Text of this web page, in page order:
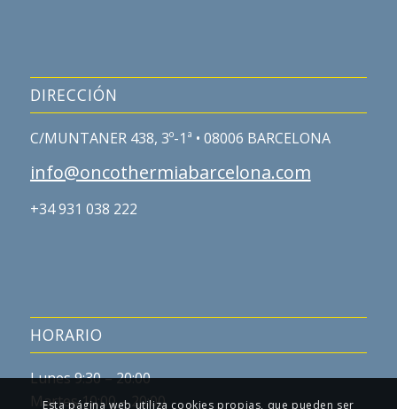
DIRECCIÓN
C/MUNTANER 438, 3º-1ª • 08006 BARCELONA
info@oncothermiabarcelona.com
+34 931 038 222
HORARIO
Lunes 9:30 – 20:00
Martes 10:00 – 20:00
Esta página web utiliza cookies propias, que pueden ser